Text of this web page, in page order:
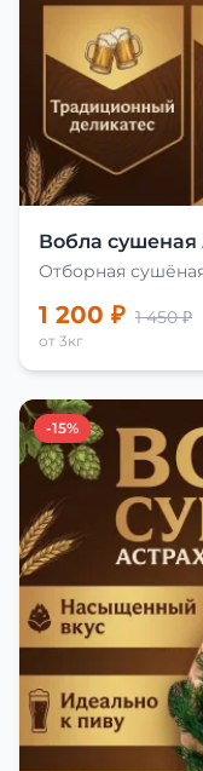
Вобла сушеная
Отборная
1 200 ₽ 1 450 ₽
от 3кг
-15%